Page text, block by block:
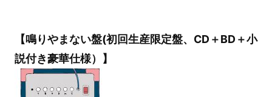
【鳴りやまない盤(初回生産限定盤、CD＋BD＋小
説付き豪華仕様）】